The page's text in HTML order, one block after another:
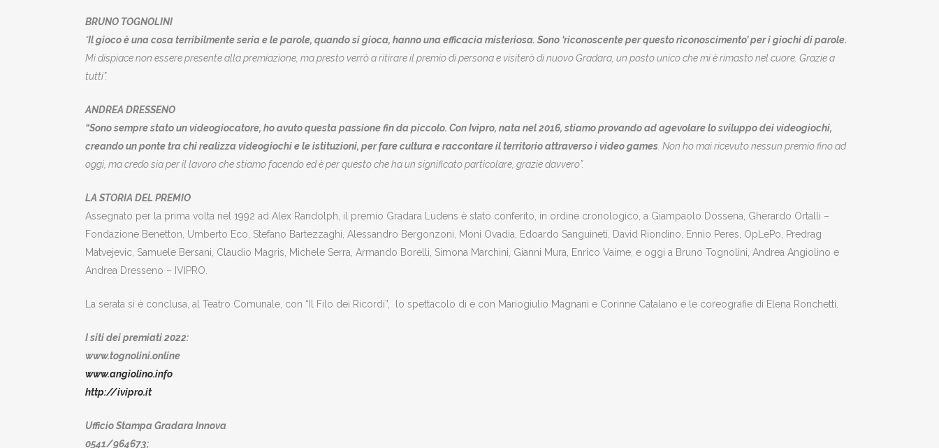
BRUNO TOGNOLINI
“Il gioco è una cosa terribilmente seria e le parole, quando si gioca, hanno una efficacia misteriosa. Sono ‘riconoscente per questo riconoscimento’ per i giochi di parole.
Mi dispiace non essere presente alla premiazione, ma presto verrò a ritirare il premio di persona e visiterò di nuovo Gradara, un posto unico che mi è rimasto nel cuore. Grazie a
tutti”.
ANDREA DRESSENO
“Sono sempre stato un videogiocatore, ho avuto questa passione fin da piccolo. Con Ivipro, nata nel 2016, stiamo provando ad agevolare lo sviluppo dei videogiochi,
creando un ponte tra chi realizza videogiochi e le istituzioni, per fare cultura e raccontare il territorio attraverso i video games . Non ho mai ricevuto nessun premio fino ad
oggi, ma credo sia per il lavoro che stiamo facendo ed è per questo che ha un significato particolare, grazie davvero”.
LA STORIA DEL PREMIO
Assegnato per la prima volta nel 1992 ad Alex Randolph, il premio Gradara Ludens è stato conferito, in ordine cronologico, a Giampaolo Dossena, Gherardo Ortalli –
Fondazione Benetton, Umberto Eco, Stefano Bartezzaghi, Alessandro Bergonzoni, Moni Ovadia, Edoardo Sanguineti, David Riondino, Ennio Peres, OpLePo, Predrag
Matvejevic, Samuele Bersani, Claudio Magris, Michele Serra, Armando Borelli, Simona Marchini, Gianni Mura, Enrico Vaime, e oggi a Bruno Tognolini, Andrea Angiolino e
Andrea Dresseno – IVIPRO.
La serata si è conclusa, al Teatro Comunale, con “Il Filo dei Ricordi”, lo spettacolo di e con Mariogiulio Magnani e Corinne Catalano e le coreografie di Elena Ronchetti.
I siti dei premiati 2022:
www.tognolini.online
www.angiolino.info
http://ivipro.it
Ufficio Stampa Gradara Innova
0541/964673;